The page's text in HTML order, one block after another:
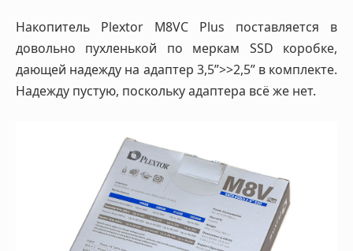
Накопитель Plextor M8VС Plus поставляется в
довольно пухленькой по меркам SSD коробке,
дающей надежду на адаптер 3,5”>>2,5” в комплекте.
Надежду пустую, поскольку адаптера всё же нет.